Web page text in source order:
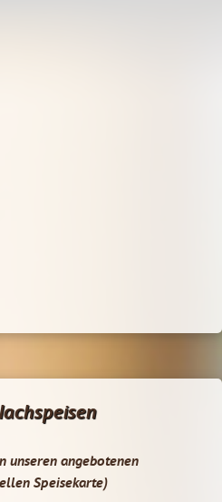
unseren angebotenen
Speisekarte)